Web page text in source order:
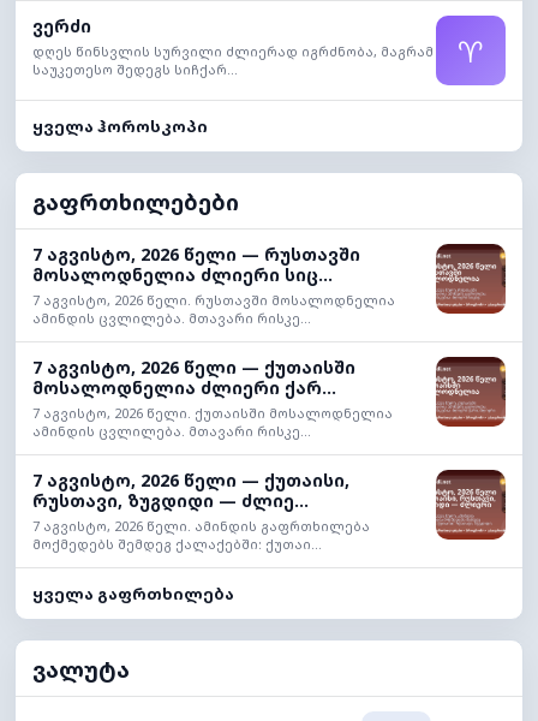
ვერძი
დღეს წინსვლის სურვილი ძლიერად იგრძნობა, მაგრამ
საუკეთესო შედეგს სიჩქარ...
♈
ყველა ჰოროსკოპი
გაფრთხილებები
7 აგვისტო, 2026 წელი — რუსთავში
მოსალოდნელია ძლიერი სიც...
7 აგვისტო, 2026 წელი. რუსთავში მოსალოდნელია
ამინდის ცვლილება. მთავარი რისკე...
7 აგვისტო, 2026 წელი — ქუთაისში
მოსალოდნელია ძლიერი ქარ...
7 აგვისტო, 2026 წელი. ქუთაისში მოსალოდნელია
ამინდის ცვლილება. მთავარი რისკე...
7 აგვისტო, 2026 წელი — ქუთაისი,
რუსთავი, ზუგდიდი — ძლიე...
7 აგვისტო, 2026 წელი. ამინდის გაფრთხილება
მოქმედებს შემდეგ ქალაქებში: ქუთაი...
ყველა გაფრთხილება
ვალუტა